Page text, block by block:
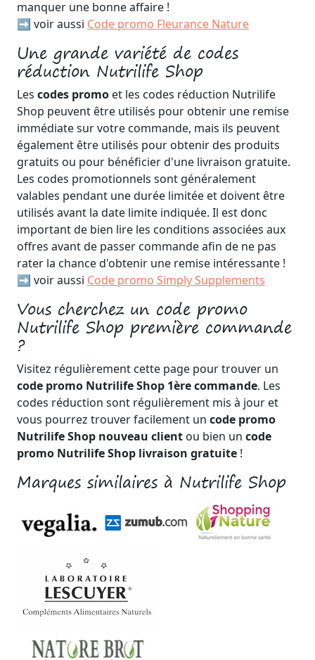
manquer une bonne affaire !
➡️ voir aussi Code promo Fleurance Nature
Une grande variété de codes
réduction Nutrilife Shop
Les codes promo et les codes réduction Nutrilife
Shop peuvent être utilisés pour obtenir une remise
immédiate sur votre commande, mais ils peuvent
également être utilisés pour obtenir des produits
gratuits ou pour bénéficier d'une livraison gratuite.
Les codes promotionnels sont généralement
valables pendant une durée limitée et doivent être
utilisés avant la date limite indiquée. Il est donc
important de bien lire les conditions associées aux
offres avant de passer commande afin de ne pas
rater la chance d'obtenir une remise intéressante !
➡️ voir aussi Code promo Simply Supplements
Vous cherchez un code promo
Nutrilife Shop première commande
?
Visitez régulièrement cette page pour trouver un
code promo Nutrilife Shop 1ère commande. Les
codes réduction sont régulièrement mis à jour et
vous pourrez trouver facilement un code promo
Nutrilife Shop nouveau client ou bien un code
promo Nutrilife Shop livraison gratuite !
Marques similaires à Nutrilife Shop